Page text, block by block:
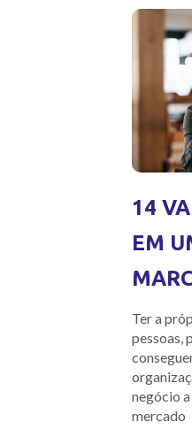
14
EM
Ter a
pessoas,
negócio
mercado